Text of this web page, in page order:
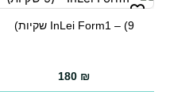
InLei Form1 – (9 שקיות)
180 ₪